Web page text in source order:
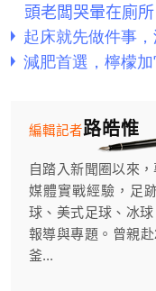
頭老闆哭暈在廁所
路皓惟
編輯記者
自踏入新聞圈以來
媒體實戰經驗，足
球、美式足球、冰
報導與專題。曾親
釜...